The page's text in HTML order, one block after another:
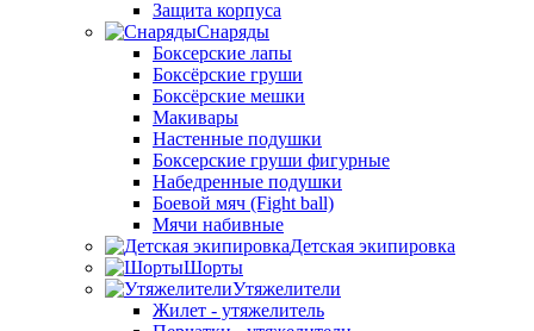
Защита корпуса
Снаряды
Боксерские лапы
Боксёрские груши
Боксёрские мешки
Макивары
Настенные подушки
Боксерские груши фигурные
Набедренные подушки
Боевой мяч (Fight ball)
Мячи набивные
Детская экипировка
Шорты
Утяжелители
Жилет - утяжелитель